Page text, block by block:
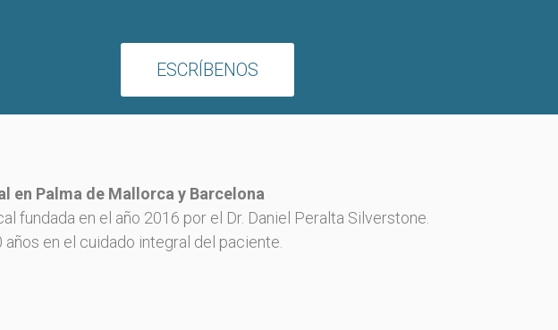
ESCRÍBENOS
en Palma de Mallorca y Barcelona
fundada en el año 2016 por el Dr. Daniel Peralta Silverstone.
en el cuidado integral del paciente.